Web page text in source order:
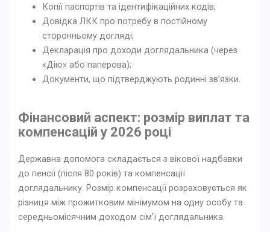
Копії паспортів та ідентифікаційних кодів;
Довідка ЛКК про потребу в постійному
сторонньому догляді;
Декларація про доходи доглядальника (через
«Дію» або паперова);
Документи, що підтверджують родинні зв’язки.
Фінансовий аспект: розмір виплат та
компенсацій у 2026 році
Державна допомога складається з вікової надбавки
до пенсії (після 80 років) та компенсації
доглядальнику. Розмір компенсації розраховується як
різниця між прожитковим мінімумом на одну особу та
середньомісячним доходом сім’ї доглядальника.